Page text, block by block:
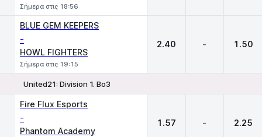
Σήμερα στις 18:56
BLUE GEM KEEPERS
-
HOWL FIGHTERS
Σήμερα στις 19:15
2.40 - 1.50
United21: Division 1. Bo3
Fire Flux Esports
-
Phantom Academy
1.57 - 2.25